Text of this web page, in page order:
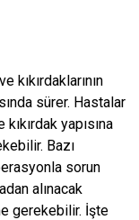
kıkırdaklarının
sürer. Hastalar
yapısına
Bazı
sorun
alınacak
gerekebilir. İşte